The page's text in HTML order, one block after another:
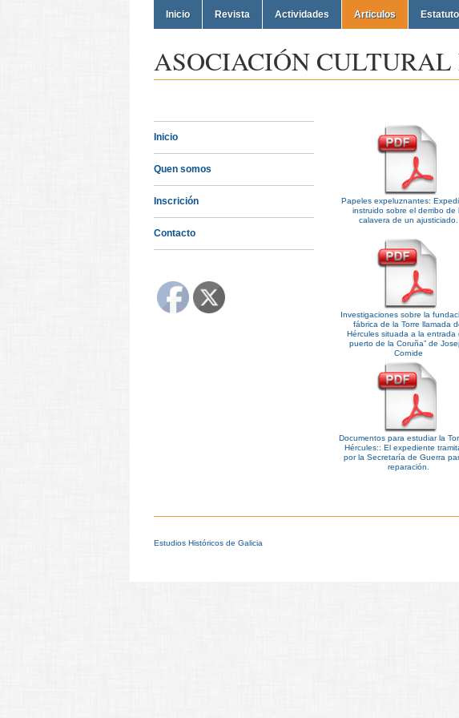
Inicio Revista Actividades Articulos
ASOCIACIÓN
Inicio
Quen somos
Inscrición
Contacto
Papeles expeluznantes:
instruido sobre el derribo de
calavera de un ajusticiado.
Investigaciones sobre la
fábrica de la Torre llamada
Hércules situada a la entrada
puerto de la Coruña” de
Cornide
Documentos para estudiar la
Hércules:: El expediente
por la Secretaría de Guerra
reparación.
Estudios Históricos de Galicia